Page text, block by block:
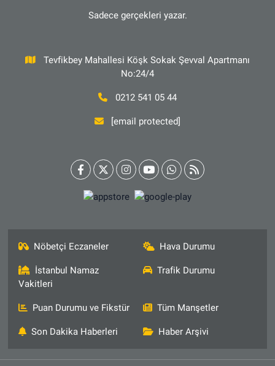
Sadece gerçekleri yazar.
Tevfikbey Mahallesi Köşk Sokak Şevval Apartmanı
No:24/4
0212 541 05 44
[email protected]
Nöbetçi Eczaneler Hava Durumu
İstanbul Namaz
Vakitleri
Trafik Durumu
Puan Durumu ve Fikstür Tüm Manşetler
Son Dakika Haberleri Haber Arşivi